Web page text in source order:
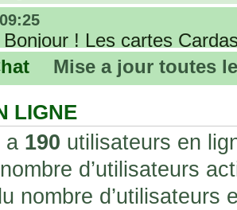
Bonjour ! Les cartes
commandées, sont
Cela fait partie de
à manipuler et à
ou la qualité de votre
cartes de la même série
Mais en règle
ce type de carte.
Mise a jour toutes
LIGNE
a 190 utilisateurs en
d’utilisateurs
nombre d’utilisateurs